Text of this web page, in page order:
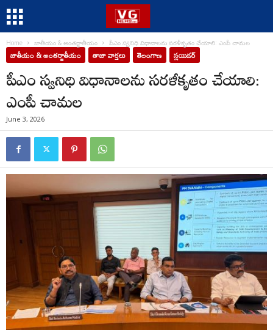
Home జాతీయం & అంతర్జాతీయం పీఎం స్వనిధి విధానాలను సరళీకృతం చేయాలి: ఎంపీ చామల
జాతీయం & అంతర్జాతీయం తాజా వార్తలు తెలంగాణ స్లయిడర్
పీఎం స్వనిధి విధానాలను సరళీకృతం చేయాలి:
ఎంపీ చామల
June 3, 2026